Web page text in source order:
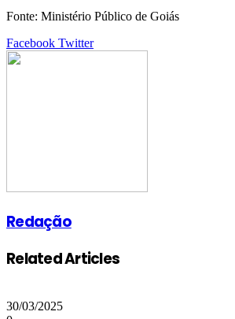
Fonte: Ministério Público de Goiás
Facebook TwitterGoogle+
LinkedIn
StumbleUpon
Tumblr
Pinterest
Reddit
VKontakte
Share
Print
Redação
Related Articles
30/03/2025